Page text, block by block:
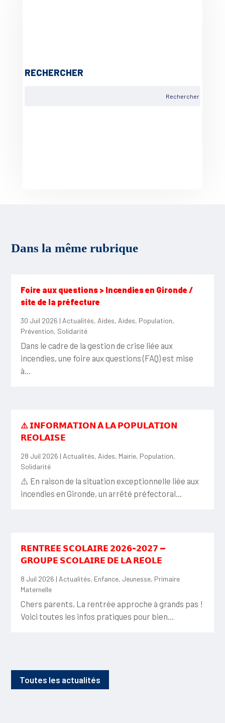
RECHERCHER
Dans la même rubrique
Foire aux questions > Incendies en Gironde /
site de la préfecture
30 Juil 2026 | Actualités, Aides, Aides, Population,
Prévention, Solidarité
Dans le cadre de la gestion de crise liée aux
incendies, une foire aux questions (FAQ) est mise
à...
⚠️ 𝗜𝗡𝗙𝗢𝗥𝗠𝗔𝗧𝗜𝗢𝗡 𝗔̀ 𝗟𝗔 𝗣𝗢𝗣𝗨𝗟𝗔𝗧𝗜𝗢𝗡
𝗥𝗘́𝗢𝗟𝗔𝗜𝗦𝗘
28 Juil 2026 | Actualités, Aides, Mairie, Population,
Solidarité
⚠️ En raison de la situation exceptionnelle liée aux
incendies en Gironde, un arrêté préfectoral...
𝗥𝗘𝗡𝗧𝗥𝗘́𝗘 𝗦𝗖𝗢𝗟𝗔𝗜𝗥𝗘 𝟮𝟬𝟮𝟲-𝟮𝟬𝟮𝟳 —
𝗚𝗥𝗢𝗨𝗣𝗘 𝗦𝗖𝗢𝗟𝗔𝗜𝗥𝗘 𝗗𝗘 𝗟𝗔 𝗥𝗘́𝗢𝗟𝗘
8 Juil 2026 | Actualités, Enfance, Jeunesse, Primaire
Maternelle
Chers parents, La rentrée approche à grands pas !
Voici toutes les infos pratiques pour bien...
Toutes les actualités